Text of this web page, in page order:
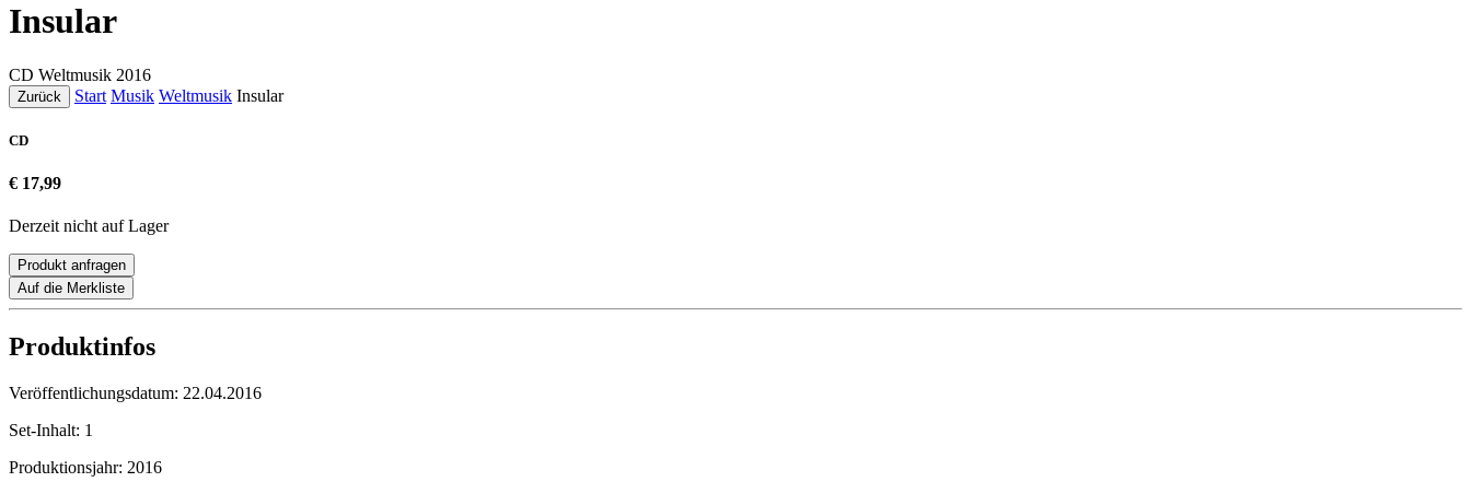
Insular
CD Weltmusik 2016
Zurück Start Musik Weltmusik Insular
CD
€ 17,99
Derzeit nicht auf Lager
Produkt anfragen
Auf die Merkliste
Produktinfos
Veröffentlichungsdatum: 22.04.2016
Set-Inhalt: 1
Produktionsjahr: 2016